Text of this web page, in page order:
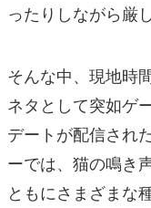
ったりしながら厳
そんな中、現地時
ネタとして突如ゲ
デートが配信され
ーでは、猫の鳴き
ともにさまざまな